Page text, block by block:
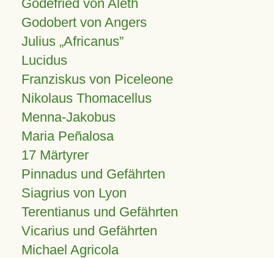
Godefried von Aleth
Godobert von Angers
Julius Africanus
Lucidus
Franziskus von Piceleone
Nikolaus Thomacellus
Menna-Jakobus
Maria Peñalosa
17 Märtyrer
Pinnadus und Gefährten
Siagrius von Lyon
Terentianus und Gefährten
Vicarius und Gefährten
Michael Agricola